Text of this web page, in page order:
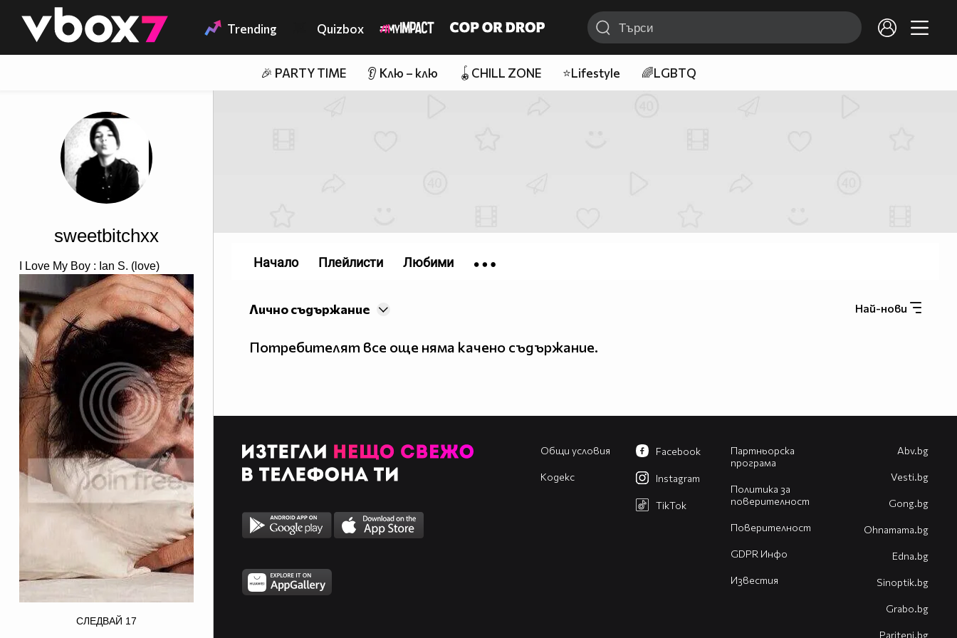
👾 Trending Quizbox
🎉 PARTY TIME 👂 Клю – клю 🪀CHILL ZONE ⭐Lifestyle 🌈LGBTQ
sweetbitchxx
I Love My Boy : Ian S. (love)
border="0" alt="ian somerhalder
СЛЕДВАЙ 17
Най-нови
Лично съдържание
Потребителят все още няма качено съдържание.
Начало Плейлисти Любими
Общи условия
Кодекс
Партньорска
програма
Политика за
поверителност
Поверителност
GDPR Инфо
Известия
Facebook
Instagram
TikTok
Abv.bg
Vesti.bg
Gong.bg
Оhnamama.bg
Edna.bg
Sinoptik.bg
Grabo.bg
Pariteni.bg